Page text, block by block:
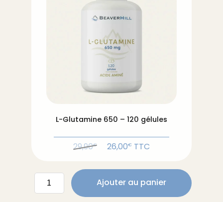
L-Glutamine 650 – 120 gélules
29,90€
Le
initial
était :
29,90€.
26,00€ Le
actuel
est :
26,00€.
TTC
quantité
Ajouter au panier